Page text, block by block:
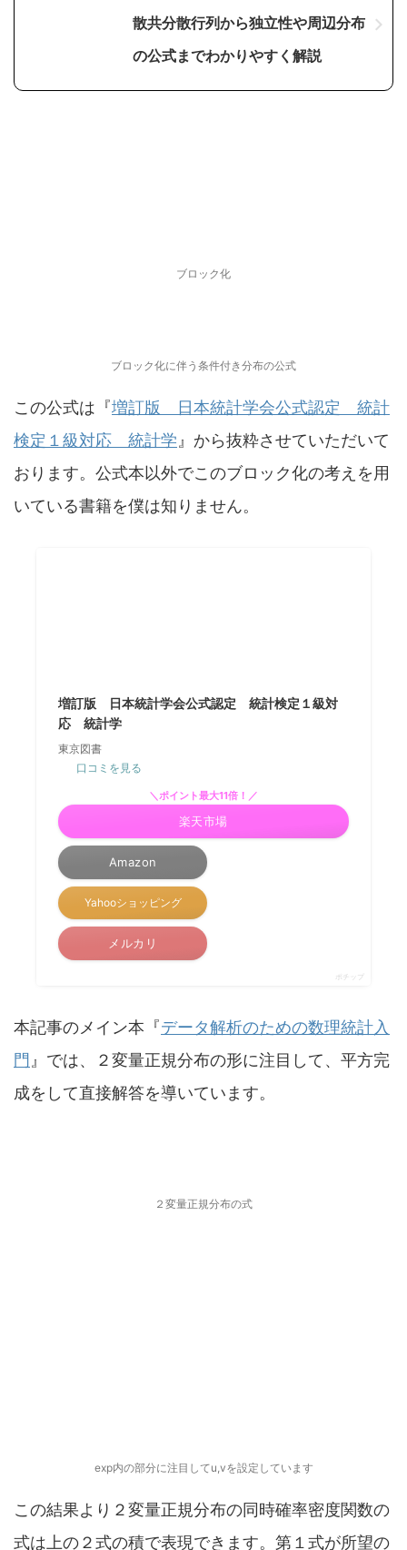
散共分散行列から独立性や周辺分布
の公式までわかりやすく解説
ブロック化
ブロック化に伴う条件付き分布の公式
この公式は『増訂版 日本統計学会公式認定 統計
検定１級対応 統計学』から抜粋させていただいて
おります。公式本以外でこのブロック化の考えを用
いている書籍を僕は知りません。
増訂版 日本統計学会公式認定 統計検定１級対
応 統計学
東京図書
口コミを見る
Amazon
＼ポイント最大11倍！／
楽天市場
Yahooショッピング
メルカリ
ポチップ
本記事のメイン本『データ解析のための数理統計入
門 』では、２変量正規分布の形に注目して、平方完
成をして直接解答を導いています。
２変量正規分布の式
exp内の部分に注目してu,vを設定しています
この結果より２変量正規分布の同時確率密度関数の
式は上の２式の積で表現できます。第１式が所望の